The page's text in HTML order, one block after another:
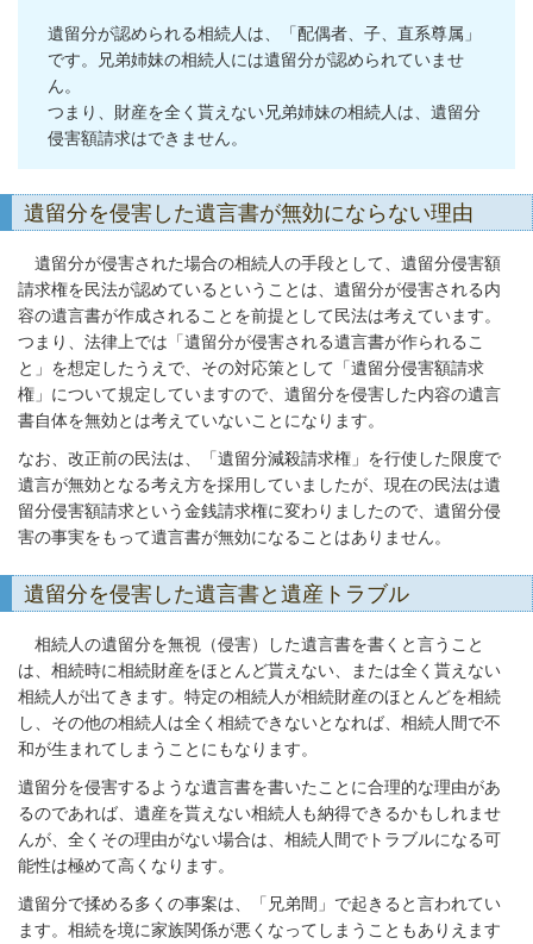
遺留分が認められる相続人は、「配偶者、子、直系尊属」
です。兄弟姉妹の相続人には遺留分が認められていませ
ん。
つまり、財産を全く貰えない兄弟姉妹の相続人は、遺留分
侵害額請求はできません。
遺留分を侵害した遺言書が無効にならない理由
遺留分が侵害された場合の相続人の手段として、遺留分侵害額
請求権を民法が認めているということは、遺留分が侵害される内
容の遺言書が作成されることを前提として民法は考えています。
つまり、法律上では「遺留分が侵害される遺言書が作られるこ
と」を想定したうえで、その対応策として「遺留分侵害額請求
権」について規定していますので、遺留分を侵害した内容の遺言
書自体を無効とは考えていないことになります。
なお、改正前の民法は、「遺留分減殺請求権」を行使した限度で
遺言が無効となる考え方を採用していましたが、現在の民法は遺
留分侵害額請求という金銭請求権に変わりましたので、遺留分侵
害の事実をもって遺言書が無効になることはありません。
遺留分を侵害した遺言書と遺産トラブル
相続人の遺留分を無視（侵害）した遺言書を書くと言うこと
は、相続時に相続財産をほとんど貰えない、または全く貰えない
相続人が出てきます。特定の相続人が相続財産のほとんどを相続
し、その他の相続人は全く相続できないとなれば、相続人間で不
和が生まれてしまうことにもなります。
遺留分を侵害するような遺言書を書いたことに合理的な理由があ
るのであれば、遺産を貰えない相続人も納得できるかもしれませ
んが、全くその理由がない場合は、相続人間でトラブルになる可
能性は極めて高くなります。
遺留分で揉める多くの事案は、「兄弟間」で起きると言われてい
ます。相続を境に家族関係が悪くなってしまうこともありえます